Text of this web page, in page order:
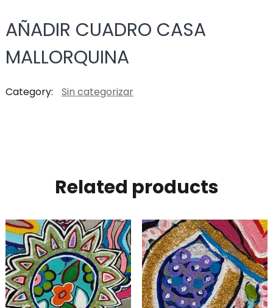
AÑADIR CUADRO CASA
MALLORQUINA
Category: Sin categorizar
Related products